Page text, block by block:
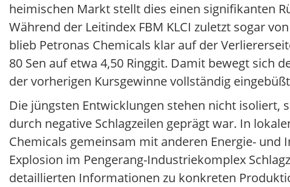
heimischen Markt stellt dies einen signifikanten
Während der Leitindex FBM KLCI zuletzt sogar
blieb Petronas Chemicals klar auf der
80 Sen auf etwa 4,50 Ringgit. Damit bewegt sich
der vorherigen Kursgewinne vollständig
Die jüngsten Entwicklungen stehen nicht isoliert,
durch negative Schlagzeilen geprägt war. In
Chemicals gemeinsam mit anderen Energie-
Explosion im Pengerang-Industriekomplex
detaillierten Informationen zu konkreten